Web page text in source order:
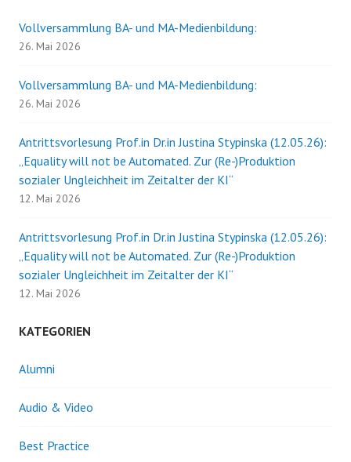
Vollversammlung BA- und MA-Medienbildung:
26. Mai 2026
Vollversammlung BA- und MA-Medienbildung:
26. Mai 2026
Antrittsvorlesung Prof.in Dr.in Justina Stypinska (12.05.26):
„Equality will not be Automated. Zur (Re-)Produktion
sozialer Ungleichheit im Zeitalter der KI“
12. Mai 2026
Antrittsvorlesung Prof.in Dr.in Justina Stypinska (12.05.26):
„Equality will not be Automated. Zur (Re-)Produktion
sozialer Ungleichheit im Zeitalter der KI“
12. Mai 2026
KATEGORIEN
Alumni
Audio & Video
Best Practice